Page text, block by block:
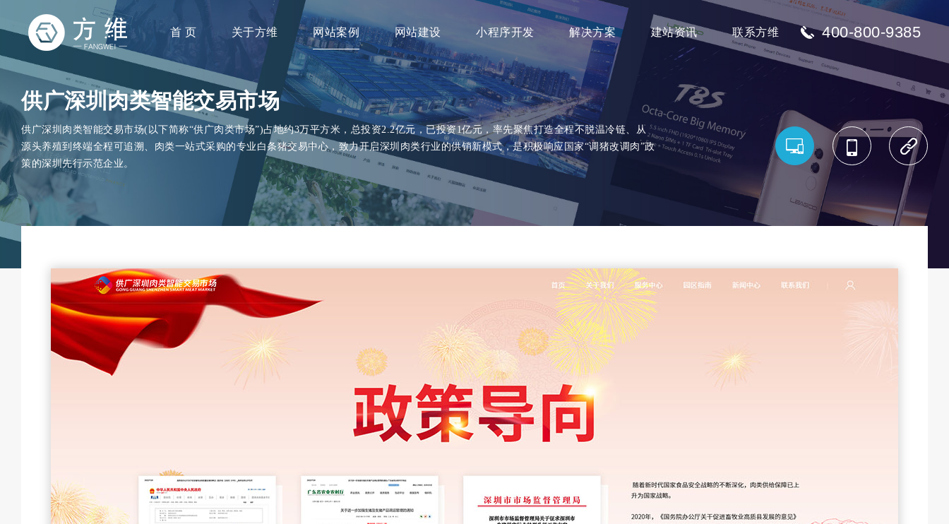
首 页 关于方维 网站案例 网站建设 小程序开发 解决方案 建站资讯 联系方维 400-800-9385
供广深圳肉类智能交易市场
供广深圳肉类智能交易市场(以下简称“供广肉类市场”)占地约3万平方米，总投资2.2亿元，已投资1亿元，率先聚焦打造全程不脱温冷链、从
源头养殖到终端全程可追溯、肉类一站式采购的专业白条猪交易中心，致力开启深圳肉类行业的供销新模式，是积极响应国家“调猪改调肉”政
策的深圳先行示范企业。